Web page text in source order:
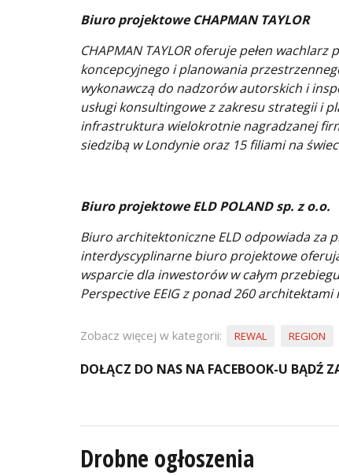
Biuro projektowe CHAPMAN TAYLOR
CHAPMAN TAYLOR oferuje pełen
koncepcyjnego i planowania
wykonawczą do nadzorów autorskich i
usługi konsultingowe z zakresu strategii i
infrastruktura wielokrotnie nagradzanej
siedzibą w Londynie oraz 15 filiami na
Biuro projektowe ELD POLAND sp. z o.o.
Biuro architektoniczne ELD odpowiada za
interdyscyplinarne biuro projektowe
wsparcie dla inwestorów w całym
Perspective EEIG z ponad 260
Zobacz więcej w kategorii: REWAL REGION
DOŁĄCZ DO NAS NA FACEBOOK-U BĄDŹ
Drobne ogłoszenia